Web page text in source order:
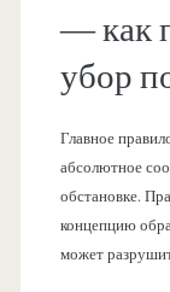
— как
убор
Главное
абсолютное
обстановке.
концепцию
может